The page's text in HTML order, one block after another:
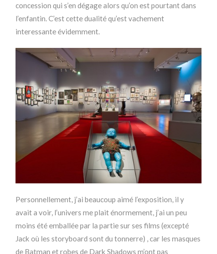
concession qui s’en dégage alors qu’on est pourtant dans
l’enfantin. C’est cette dualité qu’est vachement
interessante évidemment.
Personnellement, j’ai beaucoup aimé l’exposition, il y
avait a voir, l’univers me plait énormement, j’ai un peu
moins été emballée par la partie sur ses films (excepté
Jack où les storyboard sont du tonnerre) , car les masques
de Batman et robes de Dark Shadows m’ont pas